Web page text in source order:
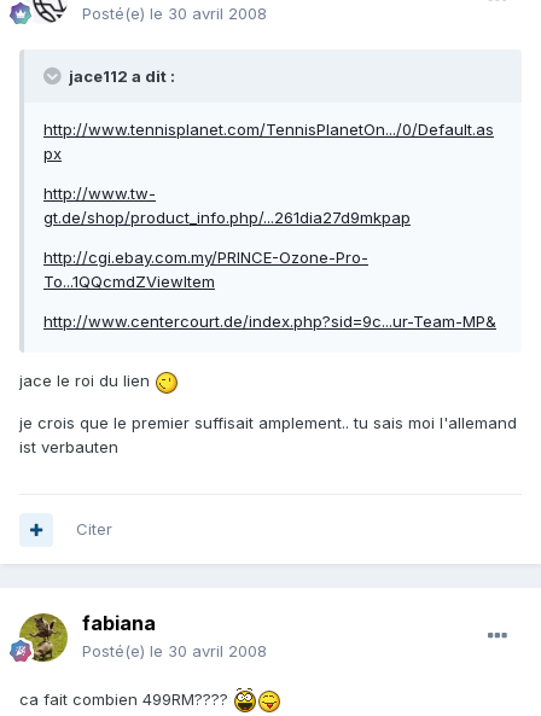
Posté(e) le 30 avril 2008
jace112 a dit :
http://www.tennisplanet.com/TennisPlanetOn.../0/Default.as
px
http://www.tw-
gt.de/shop/product_info.php/...261dia27d9mkpap
http://cgi.ebay.com.my/PRINCE-Ozone-Pro-
To...1QQcmdZViewItem
http://www.centercourt.de/index.php?sid=9c...ur-Team-MP&
jace le roi du lien
je crois que le premier suffisait amplement.. tu sais moi l'allemand
ist verbauten
Citer
fabiana
Posté(e) le 30 avril 2008
ca fait combien 499RM????